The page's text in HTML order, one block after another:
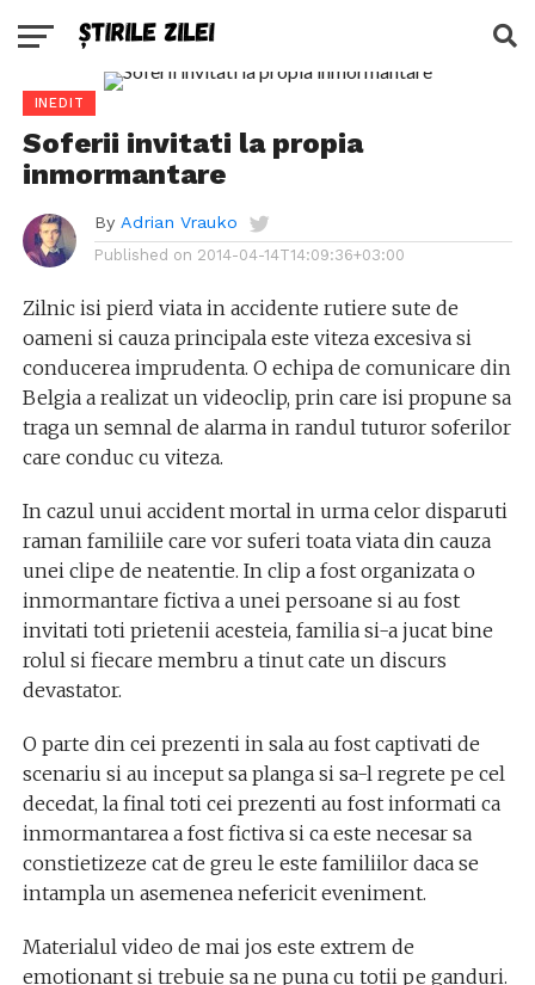
INEDIT
Soferii invitati la propia
inmormantare
By Adrian Vrauko
Published on 2014-04-14T14:09:36+03:00
Zilnic isi pierd viata in accidente rutiere sute de
oameni si cauza principala este viteza excesiva si
conducerea imprudenta. O echipa de comunicare din
Belgia a realizat un videoclip, prin care isi propune sa
traga un semnal de alarma in randul tuturor soferilor
care conduc cu viteza.
In cazul unui accident mortal in urma celor disparuti
raman familiile care vor suferi toata viata din cauza
unei clipe de neatentie. In clip a fost organizata o
inmormantare fictiva a unei persoane si au fost
invitati toti prietenii acesteia, familia si-a jucat bine
rolul si fiecare membru a tinut cate un discurs
devastator.
O parte din cei prezenti in sala au fost captivati de
scenariu si au inceput sa planga si sa-l regrete pe cel
decedat, la final toti cei prezenti au fost informati ca
inmormantarea a fost fictiva si ca este necesar sa
constietizeze cat de greu le este familiilor daca se
intampla un asemenea nefericit eveniment.
Materialul video de mai jos este extrem de
emotionant si trebuie sa ne puna cu totii pe ganduri.